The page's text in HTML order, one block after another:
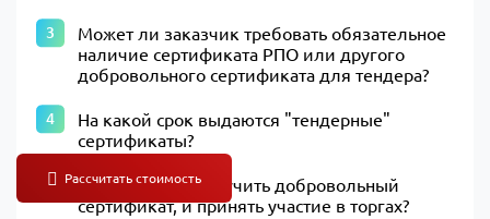
Может ли заказчик требовать обязательное
наличие сертификата РПО или другого
добровольного сертификата для тендера?
На какой срок выдаются "тендерные"
сертификаты?
Может ли ИП получить добровольный
сертификат, и принять участие в торгах?